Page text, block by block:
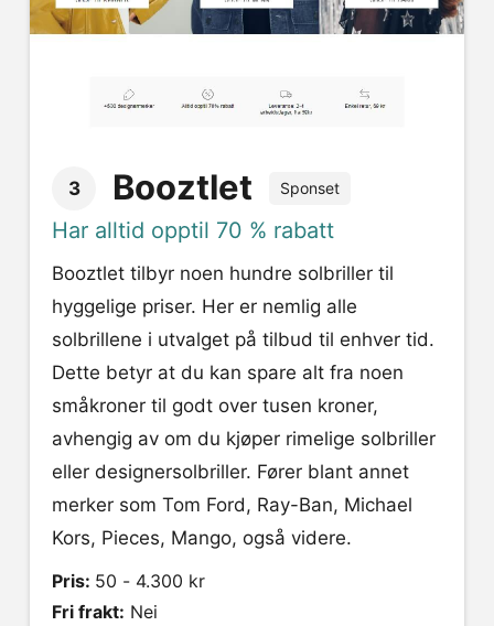
3 Booztlet Sponset
Har alltid opptil 70 % rabatt
Booztlet tilbyr noen hundre solbriller til
hyggelige priser. Her er nemlig alle
solbrillene i utvalget på tilbud til enhver tid.
Dette betyr at du kan spare alt fra noen
småkroner til godt over tusen kroner,
avhengig av om du kjøper rimelige solbriller
eller designersolbriller. Fører blant annet
merker som Tom Ford, Ray-Ban, Michael
Kors, Pieces, Mango, også videre.
Pris: 50 - 4.300 kr
Fri frakt: Nei